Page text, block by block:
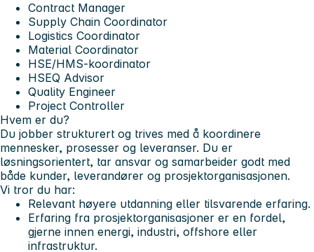
Contract Manager
Supply Chain Coordinator
Logistics Coordinator
Material Coordinator
HSE/HMS-koordinator
HSEQ Advisor
Quality Engineer
Project Controller
Hvem er du?
Du jobber strukturert og trives med å koordinere
mennesker, prosesser og leveranser. Du er
løsningsorientert, tar ansvar og samarbeider godt med
både kunder, leverandører og prosjektorganisasjonen.
Vi tror du har:
Relevant høyere utdanning eller tilsvarende erfaring.
Erfaring fra prosjektorganisasjoner er en fordel,
gjerne innen energi, industri, offshore eller
infrastruktur.